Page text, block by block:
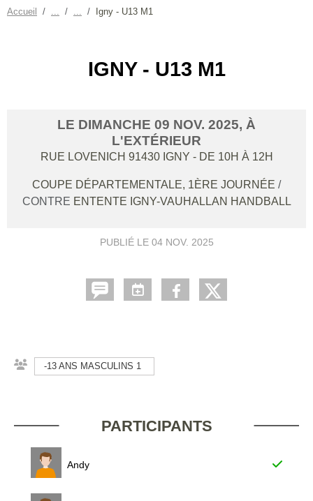
Accueil Igny - U13 M1
IGNY - U13 M1
LE DIMANCHE 09 NOV. 2025, À
L'EXTÉRIEUR
RUE LOVENICH 91430 IGNY - DE 10H À 12H
COUPE DÉPARTEMENTALE, 1ÈRE JOURNÉE /
CONTRE ENTENTE IGNY-VAUHALLAN HANDBALL
PUBLIÉ LE 04 NOV. 2025
-13 ANS MASCULINS 1
PARTICIPANTS
Andy